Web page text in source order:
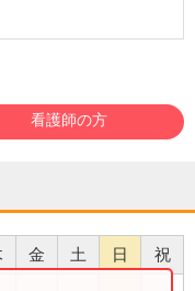
看護師の方
金 土 日 祝